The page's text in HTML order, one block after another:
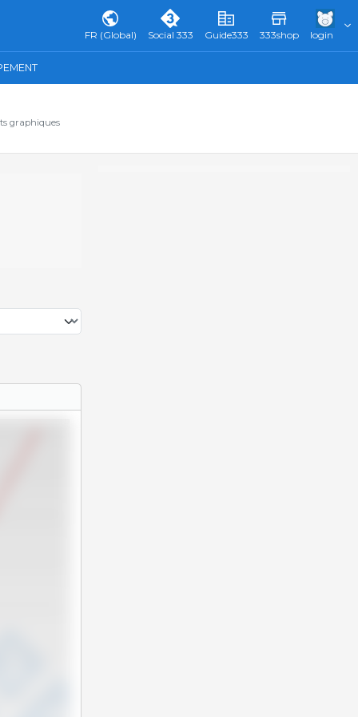
FR (Global) Social 333 Guide333 333shop login
graphiques